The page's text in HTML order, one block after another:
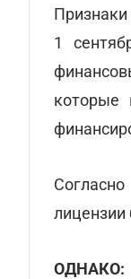
1
которые
лицензии
ОДНАКО: